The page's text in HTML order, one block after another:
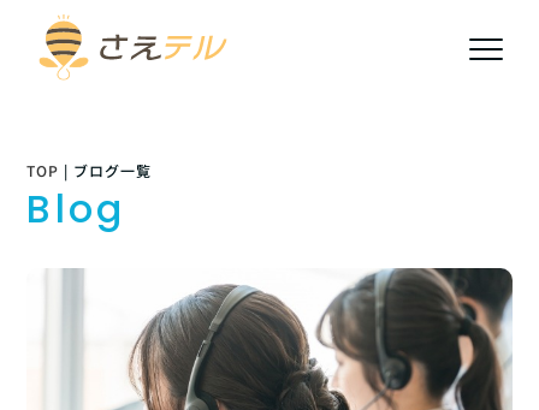
TOP | ブログ一覧
Blog